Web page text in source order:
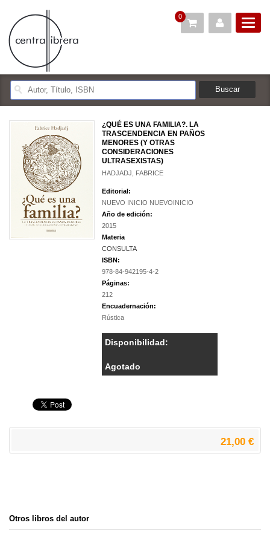
0
¿QUÉ ES UNA FAMILIA?. LA
TRASCENDENCIA EN PAÑOS
MENORES (Y OTRAS
CONSIDERACIONES
ULTRASEXISTAS)
HADJADJ, FABRICE
Editorial:
NUEVO INICIO NUEVOINICIO
Año de edición:
2015
Materia
CONSULTA
ISBN:
978-84-942195-4-2
Páginas:
212
Encuadernación:
Rústica
Disponibilidad:
Agotado
21,00 €
Otros libros del autor